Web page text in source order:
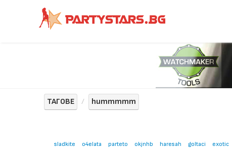
ТАГОВЕ hummmmm
sladkite o4elata parteto okjnhb haresah goltaci exotic